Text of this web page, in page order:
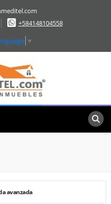
+584148104558
▼
avanzada